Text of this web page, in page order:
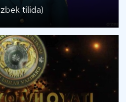
tilida)